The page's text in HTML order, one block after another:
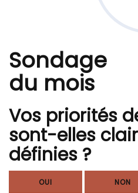
Sondage
du mois
Vos priorités
sont-elles
définies ?
OUI NON